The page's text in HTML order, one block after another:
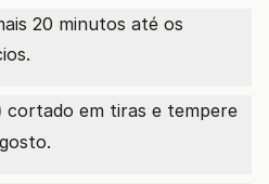
20 minutos até os
cortado em tiras e tempere